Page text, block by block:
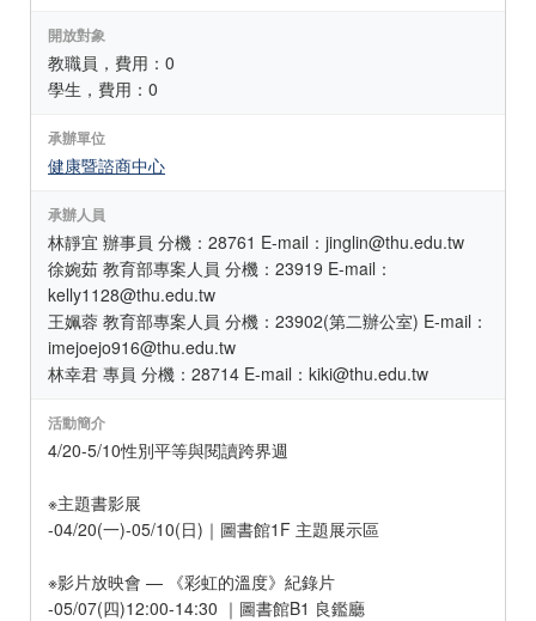
開放對象
教職員，費用：0
學生，費用：0
承辦單位
健康暨諮商中心
承辦人員
林靜宜 辦事員 分機：28761 E-mail：jinglin@thu.edu.tw
徐婉茹 教育部專案人員 分機：23919 E-mail：
kelly1128@thu.edu.tw
王姵蓉 教育部專案人員 分機：23902(第二辦公室) E-mail：
imejoejo916@thu.edu.tw
林幸君 專員 分機：28714 E-mail：kiki@thu.edu.tw
活動簡介
4/20-5/10性別平等與閱讀跨界週
※主題書影展
-04/20(一)-05/10(日)｜圖書館1F 主題展示區
※影片放映會 — 《彩虹的溫度》紀錄片
-05/07(四)12:00-14:30 ｜圖書館B1 良鑑廳